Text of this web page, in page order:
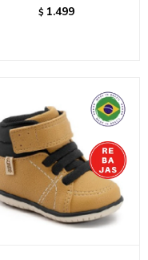
$ 1.499